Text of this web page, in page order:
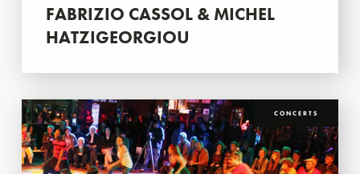
FABRIZIO CASSOL & MICHEL
HATZIGEORGIOU
CONCERTS